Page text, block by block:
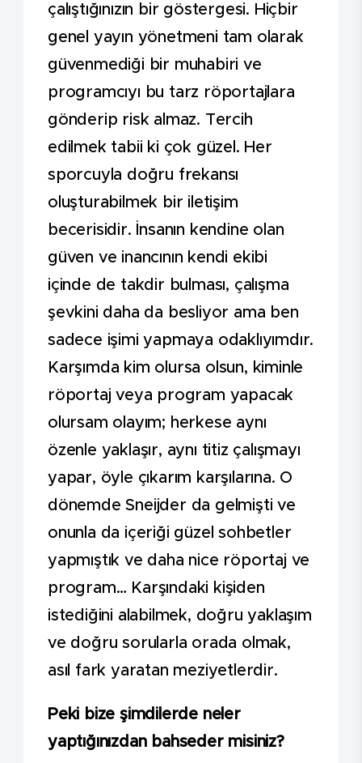
çalıştığınızın bir göstergesi. Hiçbir
genel yayın yönetmeni tam olarak
güvenmediği bir muhabiri ve
programcıyı bu tarz röportajlara
gönderip risk almaz. Tercih
edilmek tabii ki çok güzel. Her
sporcuyla doğru frekansı
oluşturabilmek bir iletişim
becerisidir. İnsanın kendine olan
güven ve inancının kendi ekibi
içinde de takdir bulması, çalışma
şevkini daha da besliyor ama ben
sadece işimi yapmaya odaklıyımdır.
Karşımda kim olursa olsun, kiminle
röportaj veya program yapacak
olursam olayım; herkese aynı
özenle yaklaşır, aynı titiz çalışmayı
yapar, öyle çıkarım karşılarına. O
dönemde Sneijder da gelmişti ve
onunla da içeriği güzel sohbetler
yapmıştık ve daha nice röportaj ve
program… Karşındaki kişiden
istediğini alabilmek, doğru yaklaşım
ve doğru sorularla orada olmak,
asıl fark yaratan meziyetlerdir.
Peki bize şimdilerde neler
yaptığınızdan bahseder misiniz?